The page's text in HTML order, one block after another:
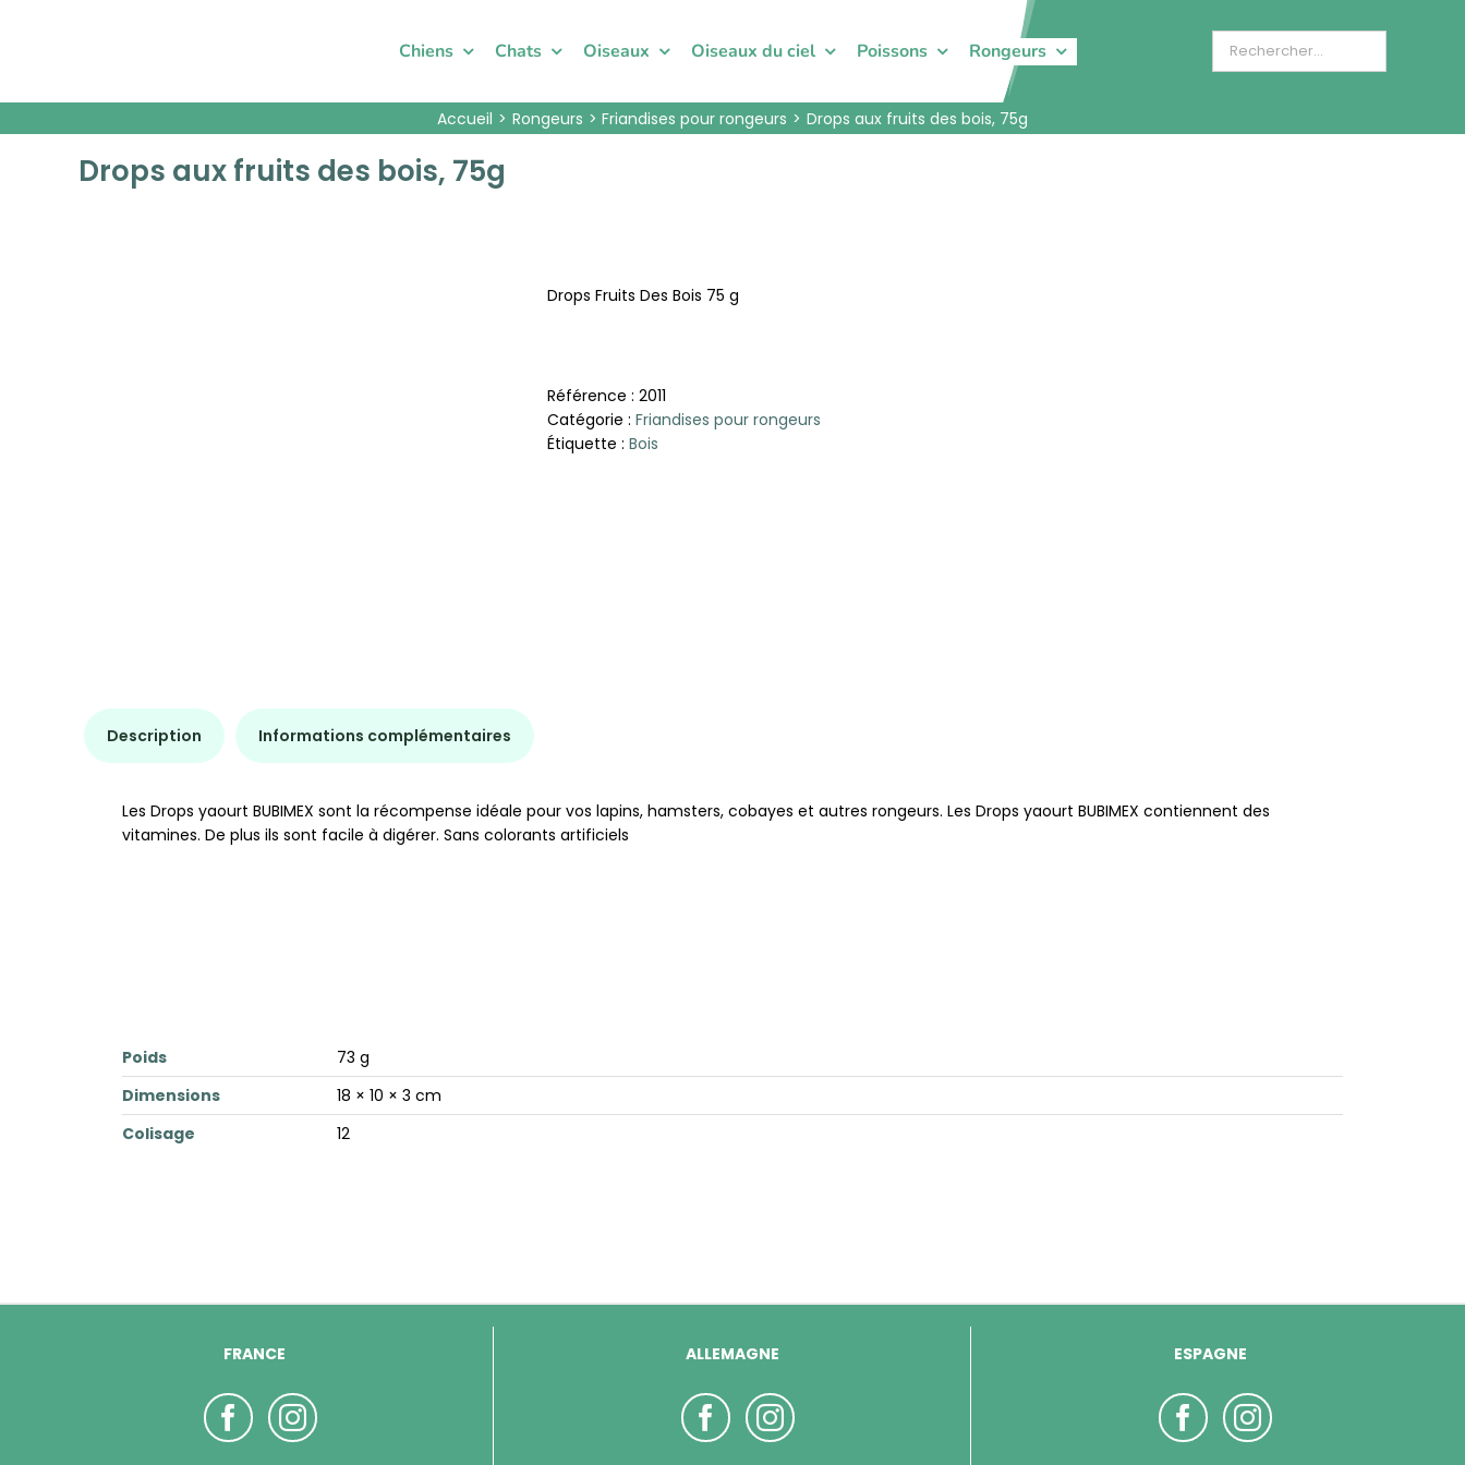
Chiens Chats Oiseaux Oiseaux du ciel Poissons Rongeurs
Accueil Rongeurs Friandises pour rongeurs Drops aux fruits des bois, 75g
Drops aux fruits des bois, 75g
Drops Fruits Des Bois 75 g
Référence : 2011
Catégorie : Friandises pour rongeurs
Étiquette : Bois
Description Informations complémentaires
Les Drops yaourt BUBIMEX sont la récompense idéale pour vos lapins, hamsters, cobayes et autres rongeurs. Les Drops yaourt BUBIMEX contiennent des
vitamines. De plus ils sont facile à digérer. Sans colorants artificiels
Poids
73 g
Dimensions
18 × 10 × 3 cm
Colisage
12
FRANCE ALLEMAGNE ESPAGNE